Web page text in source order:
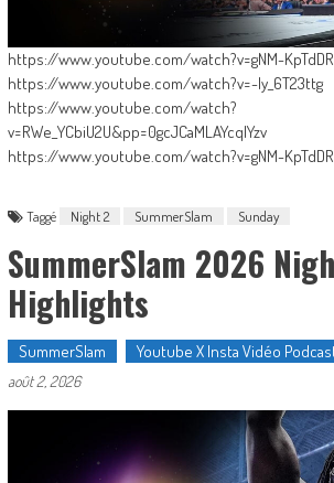
https://www.youtube.com/watch?v=gNM-
https://www.youtube.com/watch?v=-Iy_6T23ttg
https://www.youtube.com/watch?
v=RWe_YCbiU2U&pp=0gcJCaMLAYcqIYzv
https://www.youtube.com/watch?v=gNM-
Taggé Night 2 SummerSlam Sunday
SummerSlam 2026
Highlights
SummerSlam Youtube X Insta Vidéo
août 2, 2026